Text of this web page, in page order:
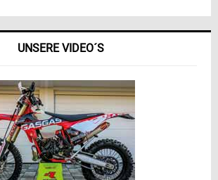
UNSERE VIDEO´S